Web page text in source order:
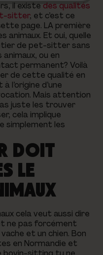
il existe des qualités
sitter, et c’est ce
page. LA première
animaux. Et oui, quelle
de pet-sitter sans
ou en
permanent? Voilà
de cette qualité en
l’origine d’une
Mais attention
juste les trouver
cela implique
simplement les
DOIT
LE
cela veut aussi dire
ne pas forcément
et un chien. Bon
en Normandie et